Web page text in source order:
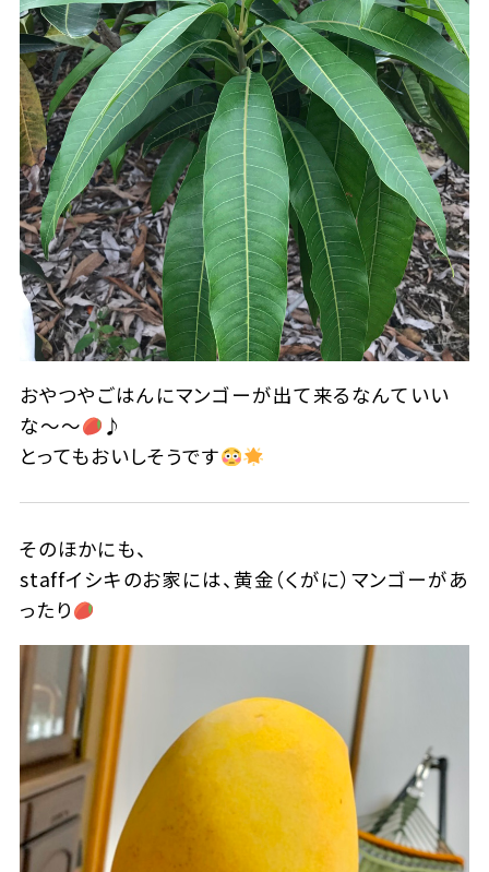
おやつやごはんにマンゴーが出て来るなんていい
な～～
♪
とってもおいしそうです
そのほかにも、
staffイシキのお家には、黄金（くがに）マンゴーがあ
ったり